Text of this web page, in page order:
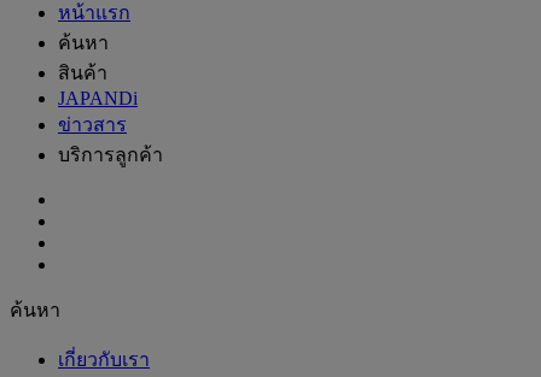
หน้าแรก
ค้นหา
สินค้า
JAPANDi
ข่าวสาร
บริการลูกค้า
ค้นหา
เกี่ยวกับเรา